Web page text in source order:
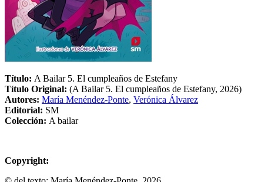
Título: A Bailar 5. El cumpleaños de Estefany
Título Original: (A Bailar 5. El cumpleaños de Estefany, 2026)
Autores: María Menéndez-Ponte, Verónica Álvarez
Editorial: SM
Colección: A bailar
Copyright: